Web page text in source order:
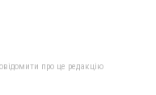
про це редакцію